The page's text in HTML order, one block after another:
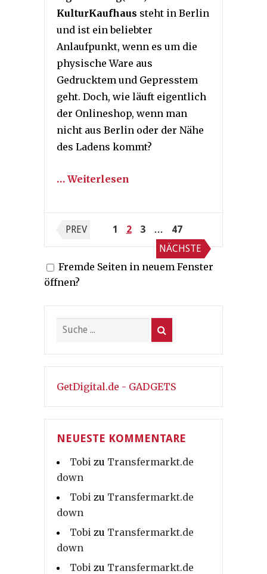
KulturKaufhaus steht in Berlin
und ist ein beliebter
Anlaufpunkt, wenn es um die
physische Ware aus
Gedrucktem und Gepresstem
geht. Doch, wie läuft eigentlich
der Onlineshop, wenn man
nicht aus Berlin oder der Nähe
des Ladens kommt?
… Weiterlesen
Seitennummerierung
der
Beiträge
PREV 1 2 3 …
47
NÄCHSTE
Fremde Seiten in neuem Fenster
öffnen?
GetDigital.de - GADGETS
NEUESTE KOMMENTARE
Tobi zu Transfermarkt.de
down
Tobi zu Transfermarkt.de
down
Tobi zu Transfermarkt.de
down
Tobi zu Transfermarkt.de